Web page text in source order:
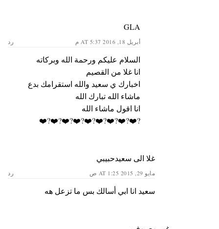
GLA
أبريل 18, 2016 AT 5:37 م رد
السلام عليكم ورحمة الله وبركاته
انا غلا من القصيم
اخبارك ي سعيد والله استقرامك بدع
ماشاء الله تبارك الله
انا اقول ماشاء الله
?❤️?❤️?❤️?❤️?❤️?❤️?❤️?❤️?❤️
غلا الى سعيدحبيبي
مايو 29, 2015 AT 1:25 ص رد
سعيد انا ابي أسالك بس ما تزعل هه